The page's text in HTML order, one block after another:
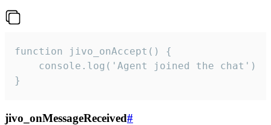
function jivo_onAccept() {
}
jivo_onMessageReceived#